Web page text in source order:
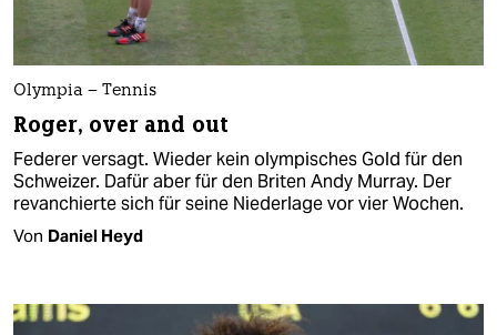
Olympia – Tennis
Roger, over and out
Federer versagt. Wieder kein olympisches Gold für den
Schweizer. Dafür aber für den Briten Andy Murray. Der
revanchierte sich für seine Niederlage vor vier Wochen.
Von Daniel Heyd